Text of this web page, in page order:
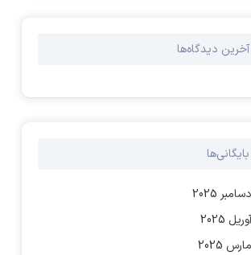
آخرین دیدگاه‌ها
بایگانی‌ها
دسامبر 2025
آوریل 2025
مارس 2025